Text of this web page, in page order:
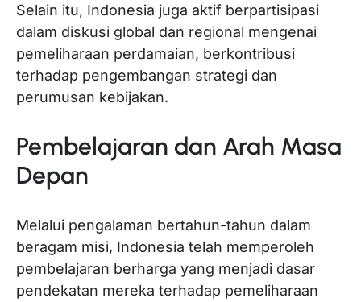
Selain itu, Indonesia juga aktif berpartisipasi
dalam diskusi global dan regional mengenai
pemeliharaan perdamaian, berkontribusi
terhadap pengembangan strategi dan
perumusan kebijakan.
Pembelajaran dan Arah Masa
Depan
Melalui pengalaman bertahun-tahun dalam
beragam misi, Indonesia telah memperoleh
pembelajaran berharga yang menjadi dasar
pendekatan mereka terhadap pemeliharaan